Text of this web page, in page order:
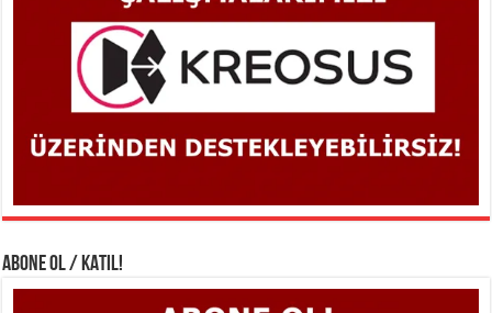
ABONE OL / KATIL!